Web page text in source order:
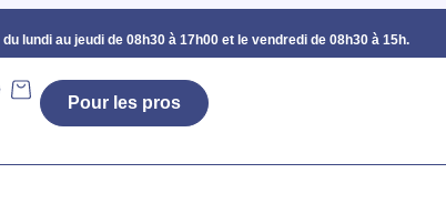
du lundi au jeudi de 08h30 à 17h00 et le vendredi de 08h30 à 15h.
Pour les pros